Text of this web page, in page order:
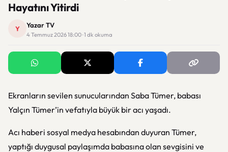
Hayatını Yitirdi
Y Yazar TV
4 Temmuz 2026 18:00 · 1 dk okuma
Ekranların sevilen sunucularından Saba Tümer, babası
Yalçın Tümer’in vefatıyla büyük bir acı yaşadı.
Acı haberi sosyal medya hesabından duyuran Tümer,
yaptığı duygusal paylaşımda babasına olan sevgisini ve